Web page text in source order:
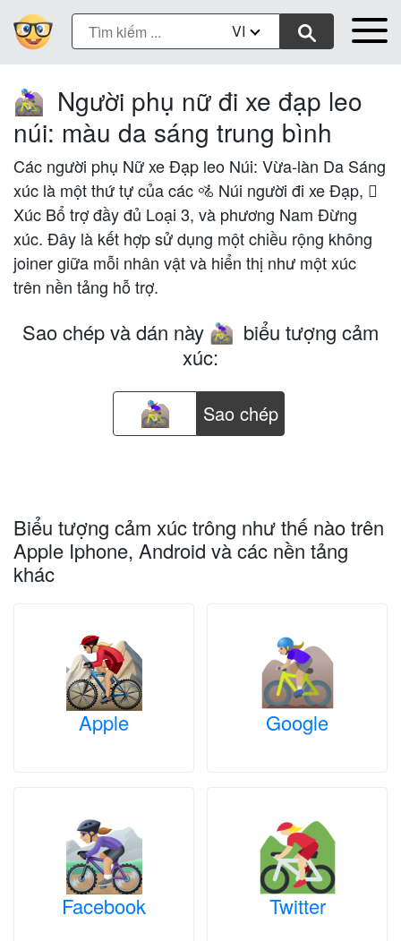
VI
🚵🏼‍♀️ Người phụ nữ đi xe đạp leo
núi: màu da sáng trung bình
Các người phụ Nữ xe Đạp leo Núi: Vừa-làn Da Sáng
xúc là một thứ tự của các 🚵 Núi người đi xe Đạp, 🏼
Xúc Bổ trợ đầy đủ Loại 3, và phương Nam Đừng
xúc. Đây là kết hợp sử dụng một chiều rộng không
joiner giữa mỗi nhân vật và hiển thị như một xúc
trên nền tảng hỗ trợ.
Sao chép và dán này 🚵🏼‍♀️ biểu tượng cảm
xúc:
Sao chép
Biểu tượng cảm xúc trông như thế nào trên
Apple Iphone, Android và các nền tảng
khác
Apple Google
Facebook Twitter